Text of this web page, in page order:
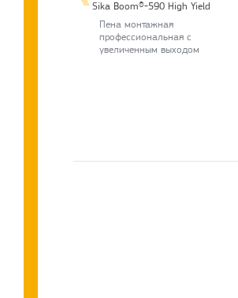
Sika Boom®-590 High Yield
Пена монтажная
профессиональная с
увеличенным выходом